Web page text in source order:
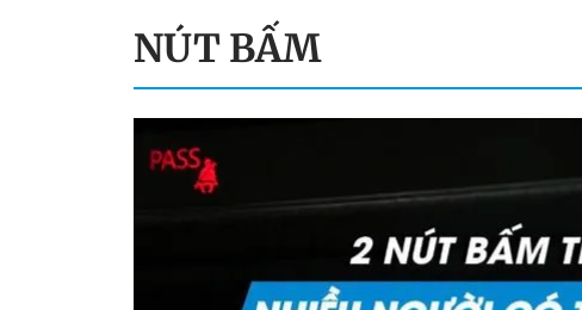
NÚT BẤM